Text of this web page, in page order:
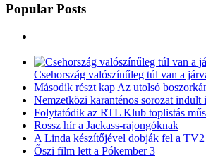
Popular Posts
Csehország valószínűleg túl van a
Második részt kap Az utolsó
Nemzetközi karanténos sorozat indult
Folytatódik az RTL Klub toplistás
Rossz hír a Jackass-rajongóknak
A Linda készítőjével dobják fel a TV2
Őszi film lett a Pókember 3